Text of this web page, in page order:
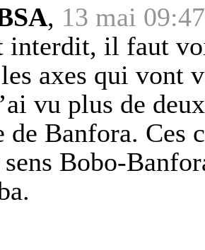
, 13 mai 09:47
interdit, il faut
axes qui vont
vu plus de
de Banfora. Ces
Bobo-